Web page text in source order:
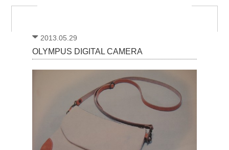
2013.05.29
OLYMPUS DIGITAL CAMERA